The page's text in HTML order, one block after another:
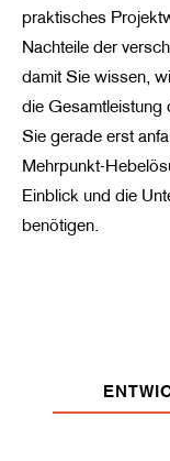
praktisches
Nachteile der
damit Sie wissen,
die
Sie gerade erst
Mehrpunkt-
Einblick und die
benötigen.